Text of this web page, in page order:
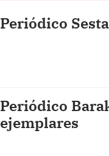
Periódico
Periódico
ejemplares